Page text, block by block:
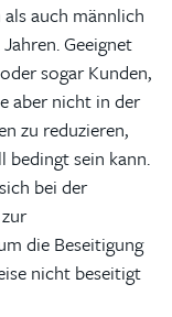
auch männlich
Geeignet
sogar Kunden,
aber nicht in der
zu reduzieren,
sein kann.
bei der
die Beseitigung
nicht beseitigt